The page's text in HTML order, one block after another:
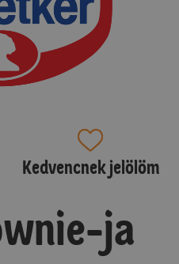
Kedvencnek jelölöm
ja